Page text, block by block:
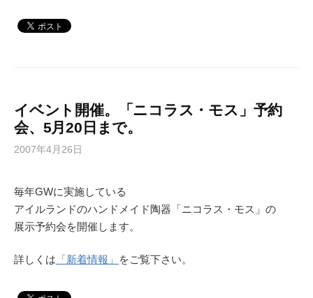
イベント開催。「ニコラス・モス」予約
会、5月20日まで。
2007年4月26日
毎年GWに実施している
アイルランドのハンドメイド陶器「ニコラス・モス」の
展示予約会を開催します。
詳しくは 「新着情報」 をご覧下さい。